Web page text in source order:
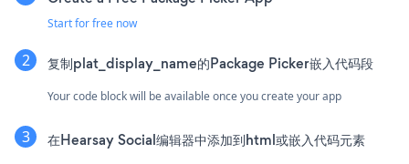
Start for free now
复制plat_display_name的Package Picker嵌入代码段
Your code block will be available once you create your app
在Hearsay Social编辑器中添加到html或嵌入代码元素